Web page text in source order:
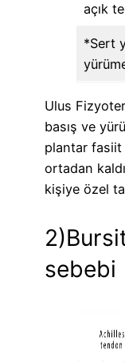
açık
*Sert
Ulus
basış ve
plantar fasiit
ortadan
kişiye özel
sebebi